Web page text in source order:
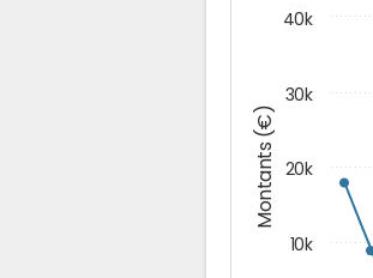
Montants (€)
10k
20k
30k
40k